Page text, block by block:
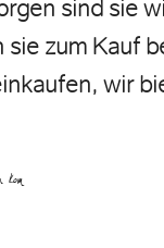
sind sie
zum Kauf
wir
kom…